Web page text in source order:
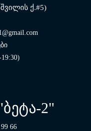
ქ.#5)
2"
66